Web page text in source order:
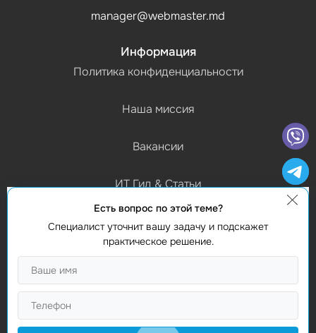
manager@webmaster.md
Информация
Политика конфиденциальности
Наша миссия
Вакансии
ИТ Гид & Статьи
(Пн-Пт) 9:00 - 18:00
Studio Webmaster
Есть вопрос по этой теме?
Специалист уточнит вашу задачу и подскажет
практическое решение.